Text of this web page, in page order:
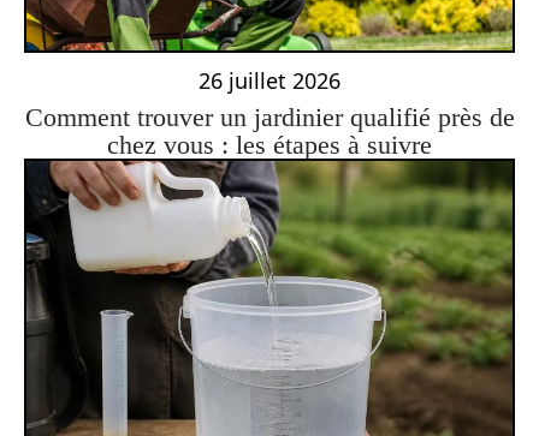
26 juillet 2026
Comment trouver un jardinier qualifié près de
chez vous : les étapes à suivre